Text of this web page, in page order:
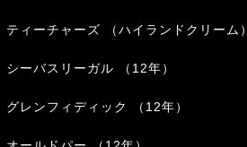
ティーチャーズ （ハイランドクリーム）
シーバスリーガル （12年）
グレンフィディック （12年）